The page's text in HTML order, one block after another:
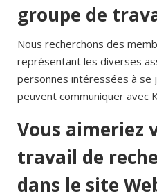
groupe de
Nous recherchons des
représentant les diverses
personnes intéressées à se
peuvent communiquer avec
Vous aimeriez
travail de
dans le site